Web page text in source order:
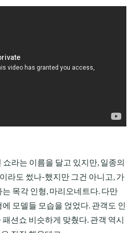
쇼라는 이름을 달고 있지만, 일종의
라도 썼나-했지만 그건 아니고, 가
목각 인형, 마리오네트다. 다만
모델들 모습을 얹었다. 관객도 인
션쇼 비슷하게 맞췄다. 관객 역시